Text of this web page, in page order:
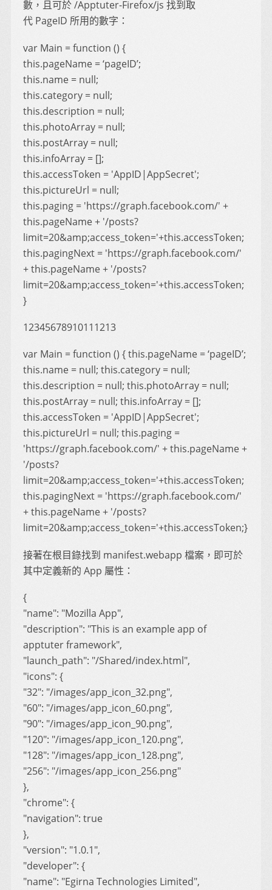
數，且可於 /Apptuter-Firefox/js 找到取
代 PageID 所用的數字：
var Main = function () {
this.pageName = ‘pageID’;
this.name = null;
this.category = null;
this.description = null;
this.photoArray = null;
this.postArray = null;
this.infoArray = [];
this.accessToken = 'AppID|AppSecret';
this.pictureUrl = null;
this.paging = 'https://graph.facebook.com/' +
this.pageName + '/posts?
limit=20&amp;access_token='+this.accessToken;
this.pagingNext = 'https://graph.facebook.com/'
+ this.pageName + '/posts?
limit=20&amp;access_token='+this.accessToken;
}
12345678910111213
var Main = function () { this.pageName = ‘pageID’;
this.name = null; this.category = null;
this.description = null; this.photoArray = null;
this.postArray = null; this.infoArray = [];
this.accessToken = 'AppID|AppSecret';
this.pictureUrl = null; this.paging =
'https://graph.facebook.com/' + this.pageName +
'/posts?
limit=20&amp;access_token='+this.accessToken;
this.pagingNext = 'https://graph.facebook.com/'
+ this.pageName + '/posts?
limit=20&amp;access_token='+this.accessToken;}
接著在根目錄找到 manifest.webapp 檔案，即可於
其中定義新的 App 屬性：
{
"name": "Mozilla App",
"description": "This is an example app of
apptuter framework",
"launch_path": "/Shared/index.html",
"icons": {
"32": "/images/app_icon_32.png",
"60": "/images/app_icon_60.png",
"90": "/images/app_icon_90.png",
"120": "/images/app_icon_120.png",
"128": "/images/app_icon_128.png",
"256": "/images/app_icon_256.png"
},
"chrome": {
"navigation": true
},
"version": "1.0.1",
"developer": {
"name": "Egirna Technologies Limited",